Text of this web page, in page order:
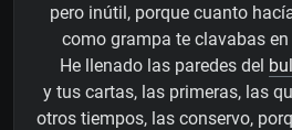
pero inútil, porque cuanto
como grampa te clavabas
He llenado las paredes del
y tus cartas, las primeras, las
otros tiempos, las conservo,